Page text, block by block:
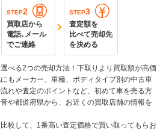
STEP2
買取店から
電話､メール
でご連絡
STEP3
査定額を
比べて売却先
を決める
べる2つの売却方法！下取りより買取額が高価
もメーカー、車種、ボディタイプ別の中古車
れや査定のポイントなど、初めて車を売る方
や都道府県から、お近くの買取店舗の情報を
較して、1番高い査定価格で買い取ってもらお